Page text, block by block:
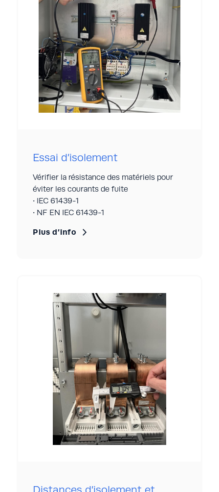
d’un ensemble par l’injection d’une tension
(jusqu’à 15 kV).
Normes de références :
IEC 61439-1
NF EN IEC 61439-1
NF EN 50123-1
Caractéristiques du laboratoire :
Essai d’isolement
Vérifier la résistance des matériels pour
éviter les courants de fuite
• IEC 61439-1
• NF EN IEC 61439-1
Plus d’info
La qualité des matériels et des
interconnexions font varier leur degré de
résistance. Cette résistance est mesurée
afin de s’assurer de l’absence de courant de
fuite dans l’ensemble testé.
Normes de références :
IEC 61439-1
NF EN IEC 61439-1
Caractéristiques du laboratoire :
Jusqu’à 1 MΩ
Résolution : 0,1 V